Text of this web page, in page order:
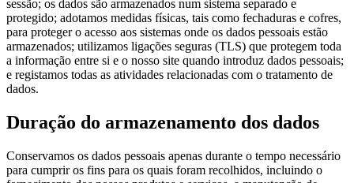
sessão; os dados são armazenados num sistema separado e
protegido; adotamos medidas físicas, tais como fechaduras e cofres,
para proteger o acesso aos sistemas onde os dados pessoais estão
armazenados; utilizamos ligações seguras (TLS) que protegem toda
a informação entre si e o nosso site quando introduz dados pessoais;
e registamos todas as atividades relacionadas com o tratamento de
dados.
Duração do armazenamento dos dados
Conservamos os dados pessoais apenas durante o tempo necessário
para cumprir os fins para os quais foram recolhidos, incluindo o